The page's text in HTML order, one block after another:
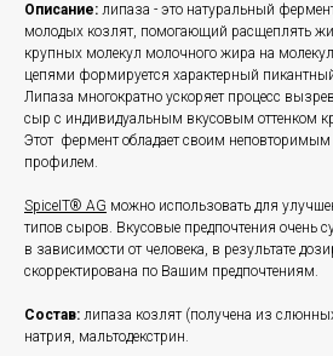
Описание: липаза - это натуральный
молодых козлят, помогающий расщеплять
крупных молекул молочного жира на
цепями формируется характерный
Липаза многократно ускоряет процесс
сыр с индивидуальным вкусовым оттенком
Этот фермент обладает своим
профилем.
SpiceIT® AG можно использовать для
типов сыров. Вкусовые предпочтения очень
в зависимости от человека, в результате
скорректирована по Вашим предпочтениям.
Состав: липаза козлят (получена из
натрия, мальтодекстрин.